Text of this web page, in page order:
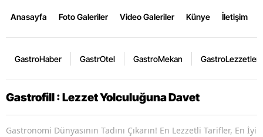
Anasayfa Foto Galeriler Video Galeriler Künye İletişim
GastroHaber GastrOtel GastroMekan GastroLezzetler
Gastrofill : Lezzet Yolculuğuna Davet
Gastronomi Dünyasının Tadını Çıkarın! En Lezzetli Tarifler, En İyi